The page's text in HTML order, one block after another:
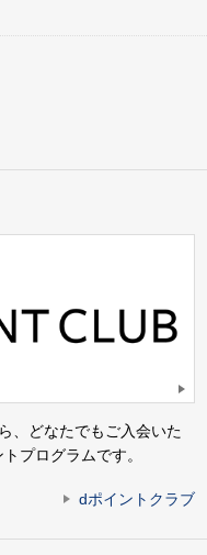
、どなたでもご入会いた
プログラムです。
dポイントクラブ